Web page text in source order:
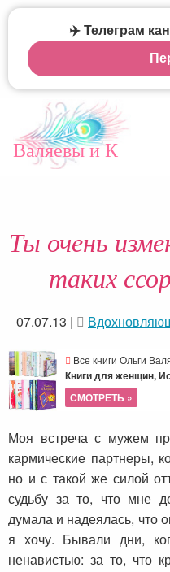
Валяевы и К
Ты очень
таких
07.07.13 |
Все книги Ольги
Книги для женщин,
СМОТРЕТЬ »
Моя встреча с мужем
кармические партнеры,
но и с такой же силой
судьбу за то, что мне
думала и надеялась, что
я хочу. Бывали дни,
ненавистью: за то, что
✈️ Телеграм